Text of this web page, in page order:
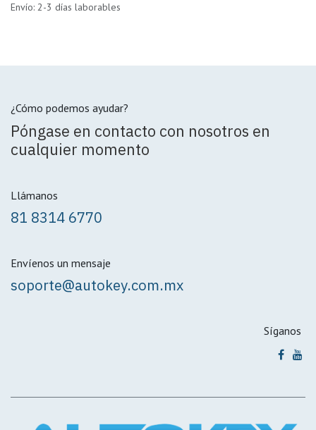
Envío: 2-3 días laborables
¿Cómo podemos ayudar?
Póngase en contacto con nosotros en
cualquier momento
Llámanos
81 8314 6770
Envíenos un mensaje
soporte@autokey.com.mx
Síganos